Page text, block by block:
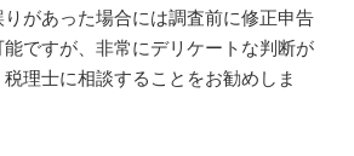
があった場合には調査前に修正申告
ですが、非常にデリケートな判断が
理士に相談することをお勧めしま